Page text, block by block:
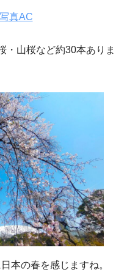
真AC
・山桜など約30本ありま
本の春を感じますね。